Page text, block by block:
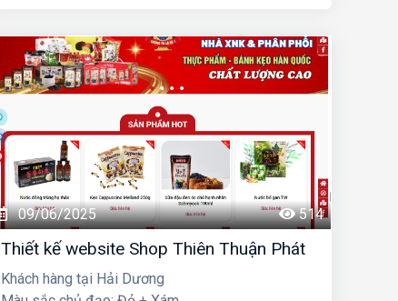
09/06/2025 514
Thiết kế website Shop Thiên Thuận Phát
Khách hàng tại Hải Dương